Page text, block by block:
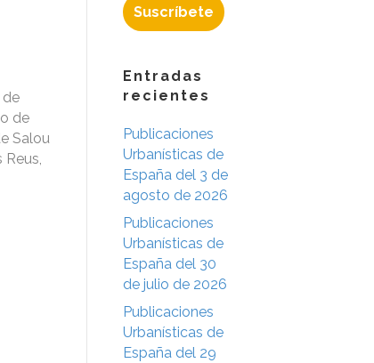
de
de
Salou
Reus,
Suscríbete
Entradas
recientes
Publicaciones
Urbanísticas de
España del 3 de
agosto de 2026
Publicaciones
Urbanísticas de
España del 30
de julio de 2026
Publicaciones
Urbanísticas de
España del 29